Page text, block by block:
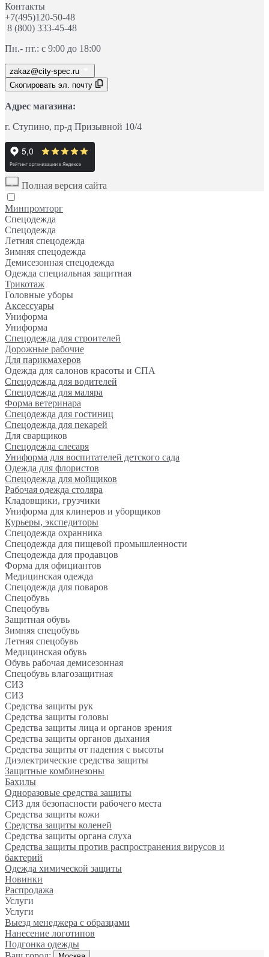
Контакты
+7(495)120-50-48
8 (800) 333-45-48
Пн.- пт.: с 9:00 до 18:00
zakaz@city-spec.ru
Скопировать эл. почту
Адрес магазина:
г. Ступино, пр-д Призывной 10/4
Полная версия сайта
Минпромторг
Спецодежда
Спецодежда
Летняя спецодежда
Зимняя спецодежда
Демисезонная спецодежда
Одежда специальная защитная
Трикотаж
Головные уборы
Аксессуары
Униформа
Униформа
Спецодежда для строителей
Дорожные рабочие
Для парикмахеров
Одежда для салонов красоты и СПА
Спецодежда для водителей
Спецодежда для маляра
Форма ветеринара
Спецодежда для гостиниц
Спецодежда для пекарей
Для сварщиков
Спецодежда слесаря
Униформа для воспитателей детского сада
Одежда для флористов
Спецодежда для мойщиков
Рабочая одежда столяра
Кладовщики, грузчики
Униформа для клинеров и уборщиков
Курьеры, экспедиторы
Спецодежда охранника
Спецодежда для пищевой промышленности
Спецодежда для продавцов
Форма для официантов
Медицинская одежда
Спецодежда для поваров
Спецобувь
Спецобувь
Защитная обувь
Зимняя спецобувь
Летняя спецобувь
Медицинская обувь
Обувь рабочая демисезонная
Спецобувь влагозащитная
СИЗ
СИЗ
Средства защиты рук
Средства защиты головы
Средства защиты лица и органов зрения
Средства защиты органов дыхания
Средства защиты от падения с высоты
Диэлектрические средства защиты
Защитные комбинезоны
Бахилы
Одноразовые средства защиты
СИЗ для безопасности рабочего места
Средства защиты кожи
Средства защиты коленей
Средства защиты органа слуха
Средства защиты против распространения вирусов и
бактерий
Одежда химической защиты
Новинки
Распродажа
Услуги
Услуги
Выезд менеджера с образцами
Нанесение логотипов
Подгонка одежды